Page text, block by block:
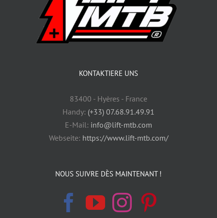
KONTAKTIERE UNS
83400 - Hyères - France
Handy: (+33) 07.68.91.49.91
E-Mail: info@lift-mtb.com
Webseite: https://www.lift-mtb.com/
NOUS SUIVRE DÈS MAINTENANT !